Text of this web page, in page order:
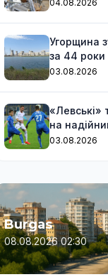
04.08.2026
Угорщина
за 44 роки
03.08.2026
«Левські»
на
чемпіонів
03.08.2026
Burgas
08.08.2026 02:30